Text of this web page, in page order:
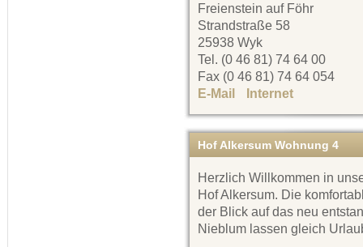
Freienstein auf Föhr
Strandstraße 58
25938 Wyk
Tel. (0 46 81) 74 64 00
Fax (0 46 81) 74 64 054
E-Mail
Internet
Hof Alkersum Wohnung 4
Herzlich Willkommen in
Hof Alkersum. Die
der Blick auf das neu
Nieblum lassen gleich